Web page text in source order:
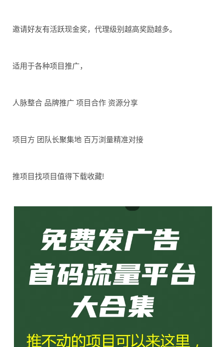
邀请好友有活跃现金奖，代理级别越高奖励越多。
适用于各种项目推广，
人脉整合 品牌推广 项目合作 资源分享
项目方 团队长聚集地 百万浏量精准对接
推项目找项目值得下载收藏!